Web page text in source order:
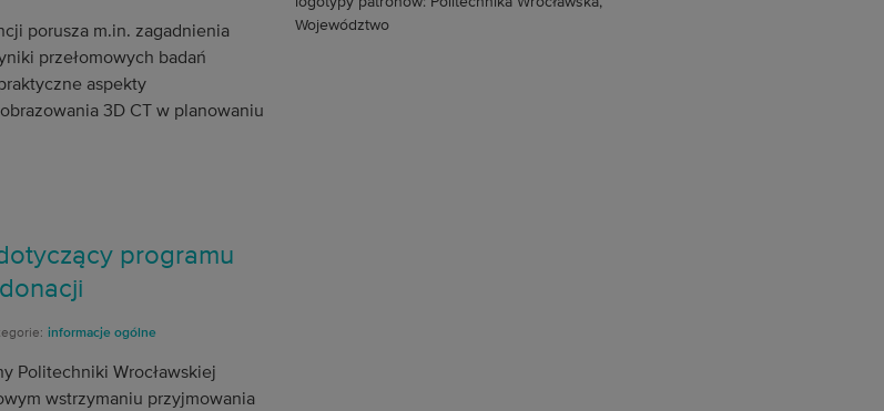
porusza m.in. zagadnienia
przełomowych badań
aspekty
3D CT w planowaniu
programu
informacje ogólne
Politechniki Wrocławskiej
wstrzymaniu przyjmowania